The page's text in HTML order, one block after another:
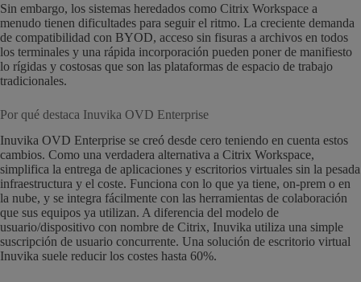
Sin embargo, los sistemas heredados como Citrix Workspace a
menudo tienen dificultades para seguir el ritmo. La creciente demanda
de compatibilidad con BYOD, acceso sin fisuras a archivos en todos
los terminales y una rápida incorporación pueden poner de manifiesto
lo rígidas y costosas que son las plataformas de espacio de trabajo
tradicionales.
Por qué destaca Inuvika OVD Enterprise
Inuvika OVD Enterprise se creó desde cero teniendo en cuenta estos
cambios. Como una verdadera alternativa a Citrix Workspace,
simplifica la entrega de aplicaciones y escritorios virtuales sin la pesada
infraestructura y el coste. Funciona con lo que ya tiene, on-prem o en
la nube, y se integra fácilmente con las herramientas de colaboración
que sus equipos ya utilizan. A diferencia del modelo de
usuario/dispositivo con nombre de Citrix, Inuvika utiliza una simple
suscripción de usuario concurrente. Una solución de escritorio virtual
Inuvika suele reducir los costes hasta 60%.